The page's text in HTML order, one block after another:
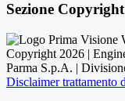
Sezione Copyright
Copyright 2026 |
Parma S.p.A. |
Disclaimer trattamento